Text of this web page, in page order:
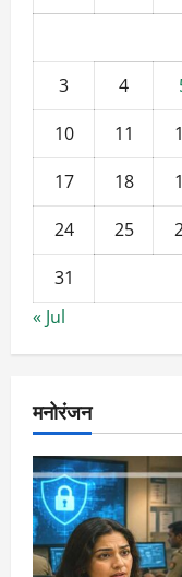
3
4
10
11
17
18
24
25
31
« Jul
मनोरंजन